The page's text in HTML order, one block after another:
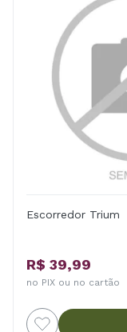
Escorredor Trium
R$ 39,99
no PIX ou no cartão